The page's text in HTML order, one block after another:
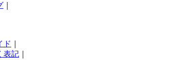
ド
表記